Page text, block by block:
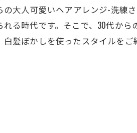
の大人可愛いヘアアレンジ-洗練
れる時代です。そこで、30代か
白髪ぼかしを使ったスタイルを